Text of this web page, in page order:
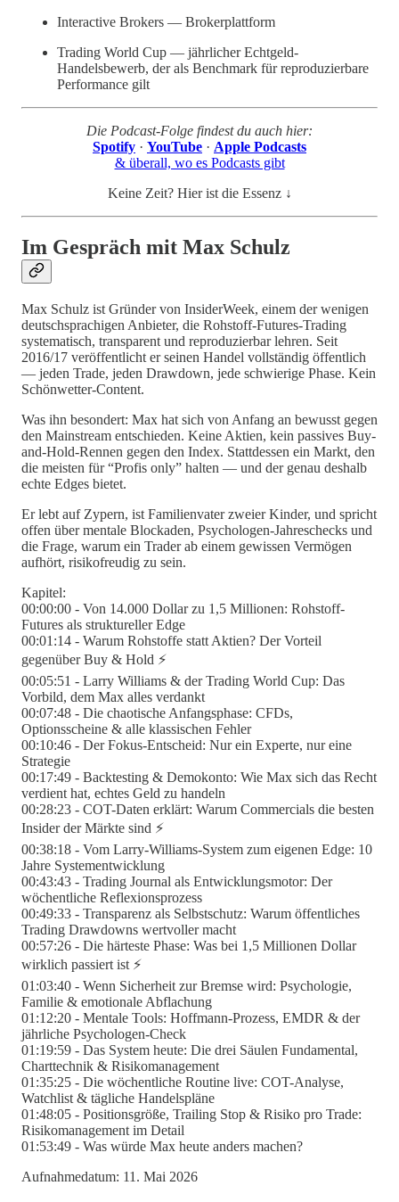
Interactive Brokers — Brokerplattform
Trading World Cup — jährlicher Echtgeld-
Handelsbewerb, der als Benchmark für reproduzierbare
Performance gilt
Die Podcast-Folge findest du auch hier:
Spotify · YouTube · Apple Podcasts
& überall, wo es Podcasts gibt
Keine Zeit? Hier ist die Essenz ↓
Im Gespräch mit Max Schulz
Max Schulz ist Gründer von InsiderWeek, einem der wenigen
deutschsprachigen Anbieter, die Rohstoff-Futures-Trading
systematisch, transparent und reproduzierbar lehren. Seit
2016/17 veröffentlicht er seinen Handel vollständig öffentlich
— jeden Trade, jeden Drawdown, jede schwierige Phase. Kein
Schönwetter-Content.
Was ihn besondert: Max hat sich von Anfang an bewusst gegen
den Mainstream entschieden. Keine Aktien, kein passives Buy-
and-Hold-Rennen gegen den Index. Stattdessen ein Markt, den
die meisten für “Profis only” halten — und der genau deshalb
echte Edges bietet.
Er lebt auf Zypern, ist Familienvater zweier Kinder, und spricht
offen über mentale Blockaden, Psychologen-Jahreschecks und
die Frage, warum ein Trader ab einem gewissen Vermögen
aufhört, risikofreudig zu sein.
Kapitel:
00:00:00 - Von 14.000 Dollar zu 1,5 Millionen: Rohstoff-
Futures als struktureller Edge
00:01:14 - Warum Rohstoffe statt Aktien? Der Vorteil
gegenüber Buy & Hold ⚡
00:05:51 - Larry Williams & der Trading World Cup: Das
Vorbild, dem Max alles verdankt
00:07:48 - Die chaotische Anfangsphase: CFDs,
Optionsscheine & alle klassischen Fehler
00:10:46 - Der Fokus-Entscheid: Nur ein Experte, nur eine
Strategie
00:17:49 - Backtesting & Demokonto: Wie Max sich das Recht
verdient hat, echtes Geld zu handeln
00:28:23 - COT-Daten erklärt: Warum Commercials die besten
Insider der Märkte sind ⚡
00:38:18 - Vom Larry-Williams-System zum eigenen Edge: 10
Jahre Systementwicklung
00:43:43 - Trading Journal als Entwicklungsmotor: Der
wöchentliche Reflexionsprozess
00:49:33 - Transparenz als Selbstschutz: Warum öffentliches
Trading Drawdowns wertvoller macht
00:57:26 - Die härteste Phase: Was bei 1,5 Millionen Dollar
wirklich passiert ist ⚡
01:03:40 - Wenn Sicherheit zur Bremse wird: Psychologie,
Familie & emotionale Abflachung
01:12:20 - Mentale Tools: Hoffmann-Prozess, EMDR & der
jährliche Psychologen-Check
01:19:59 - Das System heute: Die drei Säulen Fundamental,
Charttechnik & Risikomanagement
01:35:25 - Die wöchentliche Routine live: COT-Analyse,
Watchlist & tägliche Handelspläne
01:48:05 - Positionsgröße, Trailing Stop & Risiko pro Trade:
Risikomanagement im Detail
01:53:49 - Was würde Max heute anders machen?
Aufnahmedatum: 11. Mai 2026